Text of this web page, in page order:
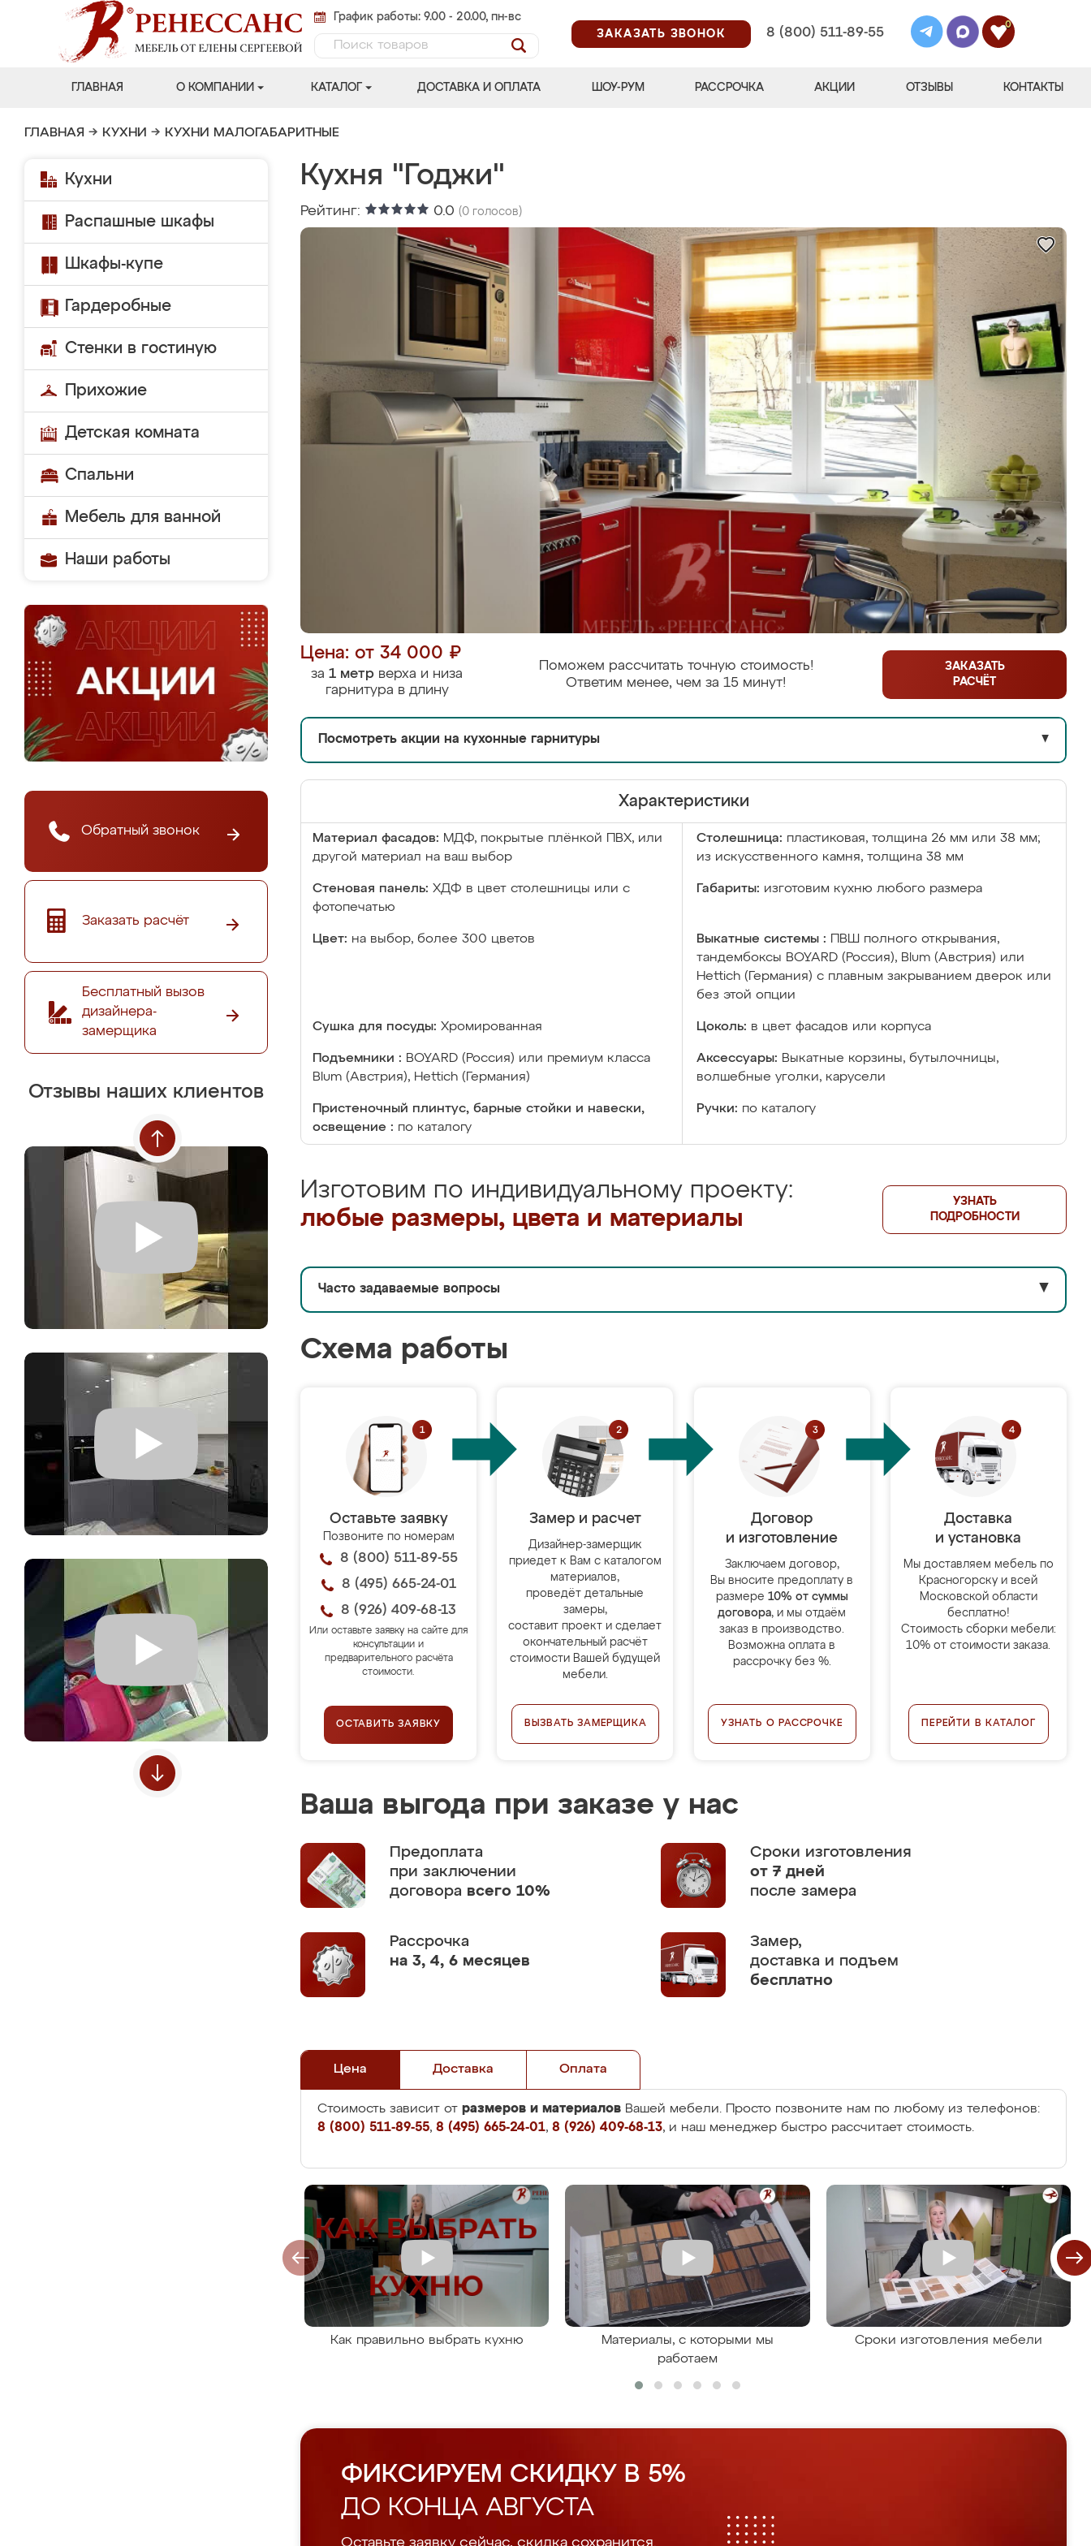
График работы: 9.00 - 20.00, пн-вс
ЗАКАЗАТЬ ЗВОНОК
8 (800) 511-89-55
0
ГЛАВНАЯ О КОМПАНИИ КАТАЛОГ ДОСТАВКА И ОПЛАТА ШОУ-РУМ РАССРОЧКА АКЦИИ ОТЗЫВЫ КОНТАКТЫ
ГЛАВНАЯ → КУХНИ → КУХНИ МАЛОГАБАРИТНЫЕ
Кухни
Распашные шкафы
Шкафы-купе
Гардеробные
Стенки в гостиную
Прихожие
Детская комната
Спальни
Мебель для ванной
Наши работы
Обратный звонок
Заказать расчёт
Бесплатный вызов
дизайнера-
замерщика
Отзывы наших клиентов
Кухня "Годжи"
Рейтинг: 0.0 (0 голосов)
Цена: от 34 000 ₽
за 1 метр верха и низа
гарнитура в длину
Поможем рассчитать точную стоимость!
Ответим менее, чем за 15 минут!
ЗАКАЗАТЬ
РАСЧЁТ
Посмотреть акции на кухонные гарнитуры ▼
Характеристики
Материал фасадов: МДФ, покрытые плёнкой ПВХ, или
другой материал на ваш выбор
Столешница: пластиковая, толщина 26 мм или 38 мм;
из искусственного камня, толщина 38 мм
Стеновая панель: ХДФ в цвет столешницы или с
фотопечатью
Габариты: изготовим кухню любого размера
Цвет: на выбор, более 300 цветов Выкатные системы :
ПВШ полного открывания,
тандембоксы BOYARD (Россия), Blum (Австрия) или
Hettich (Германия) с плавным закрыванием дверок или
без этой опции
Сушка для посуды: Хромированная Цоколь: в цвет фасадов или корпуса
Подъемники : BOYARD (Россия) или премиум класса
Blum (Австрия), Hettich (Германия)
Аксессуары: Выкатные корзины, бутылочницы,
волшебные уголки, карусели
Пристеночный плинтус, барные стойки и навески,
освещение : по каталогу
Ручки: по каталогу
Изготовим по индивидуальному проекту:
любые размеры, цвета и материалы
УЗНАТЬ
ПОДРОБНОСТИ
Часто задаваемые вопросы ▼
Схема работы
Оставьте заявку
Позвоните по номерам
8 (800) 511-89-55
8 (495) 665-24-01
8 (926) 409-68-13
Или оставьте заявку на сайте для
консультации и
предварительного расчёта
стоимости.
ОСТАВИТЬ ЗАЯВКУ
Замер и расчет
Дизайнер-замерщик
приедет к Вам с каталогом
материалов,
проведёт детальные
замеры,
составит проект и сделает
окончательный расчёт
стоимости Вашей будущей
мебели.
ВЫЗВАТЬ ЗАМЕРЩИКА
Договор
и изготовление
Заключаем договор,
Вы вносите предоплату в
размере 10% от суммы
договора, и мы отдаём
заказ в производство.
Возможна оплата в
рассрочку без %.
УЗНАТЬ О РАССРОЧКЕ
Доставка
и установка
Мы доставляем мебель по
Красногорску и всей
Московской области
бесплатно!
Стоимость сборки мебели:
10% от стоимости заказа.
ПЕРЕЙТИ В КАТАЛОГ
Ваша выгода при заказе у нас
Предоплата
при заключении
договора всего 10%
Сроки изготовления
от 7 дней
после замера
Рассрочка
на 3, 4, 6 месяцев
Замер,
доставка и подъем
бесплатно
Цена Доставка Оплата
Стоимость зависит от размеров и материалов Вашей мебели. Просто позвоните нам по любому из телефонов:
8 (800) 511-89-55, 8 (495) 665-24-01, 8 (926) 409-68-13, и наш менеджер быстро рассчитает стоимость.
Как правильно выбрать кухню
Материалы, с которыми мы
работаем
Сроки изготовления мебели
ФИКСИРУЕМ СКИДКУ В 5%
ДО КОНЦА АВГУСТА
Оставьте заявку сейчас, скидка сохранится.